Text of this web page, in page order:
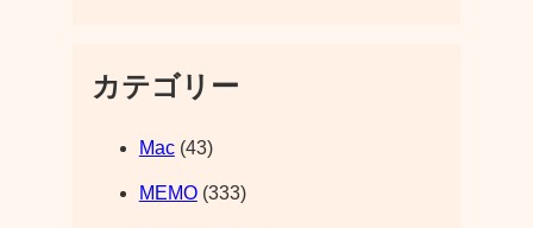
カテゴリー
Mac(43)
MEMO(333)